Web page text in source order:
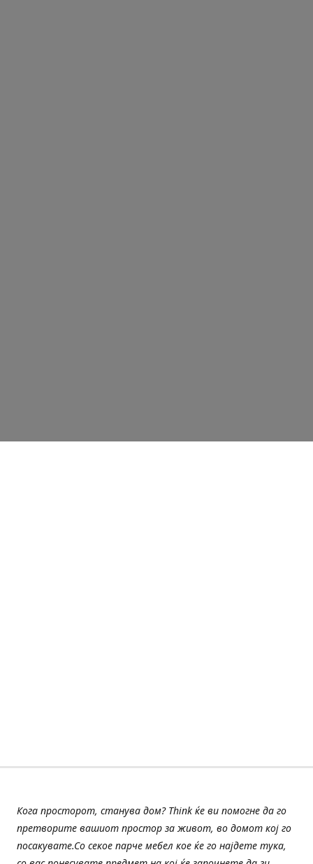
Кога просторот, станува дом? Think ќе ви помогне да го
претворите вашиот простор за живот, во домот кој го
посакувате.Со секое парче мебел кое ќе го најдете тука,